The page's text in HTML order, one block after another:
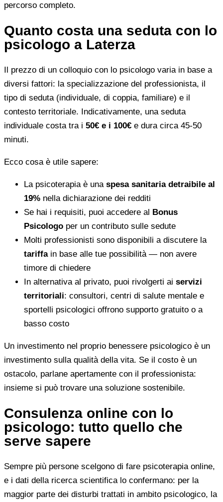
percorso completo.
Quanto costa una seduta con lo
psicologo a Laterza
Il prezzo di un colloquio con lo psicologo varia in base a
diversi fattori: la specializzazione del professionista, il
tipo di seduta (individuale, di coppia, familiare) e il
contesto territoriale. Indicativamente, una seduta
individuale costa tra i 50€ e i 100€ e dura circa 45-50
minuti.
Ecco cosa è utile sapere:
La psicoterapia è una spesa sanitaria detraibile al
19% nella dichiarazione dei redditi
Se hai i requisiti, puoi accedere al Bonus
Psicologo per un contributo sulle sedute
Molti professionisti sono disponibili a discutere la
tariffain base alle tue possibilità — non avere
timore di chiedere
In alternativa al privato, puoi rivolgerti ai servizi
territoriali: consultori, centri di salute mentale e
sportelli psicologici offrono supporto gratuito o a
basso costo
Un investimento nel proprio benessere psicologico è un
investimento sulla qualità della vita. Se il costo è un
ostacolo, parlane apertamente con il professionista:
insieme si può trovare una soluzione sostenibile.
Consulenza online con lo
psicologo: tutto quello che
serve sapere
Sempre più persone scelgono di fare psicoterapia online,
e i dati della ricerca scientifica lo confermano: per la
maggior parte dei disturbi trattati in ambito psicologico, la